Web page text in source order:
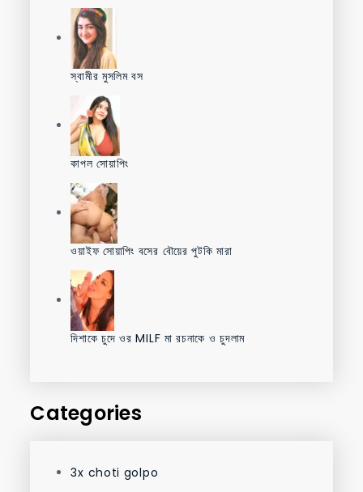
স্বামীর মুসলিম বস
কাপল সোয়াপিং
ওয়াইফ সোয়াপিং বসের বৌয়ের পুটকি মারা
দিশাকে চুদে ওর MILF মা রচনাকে ও চুদলাম
Categories
3x choti golpo